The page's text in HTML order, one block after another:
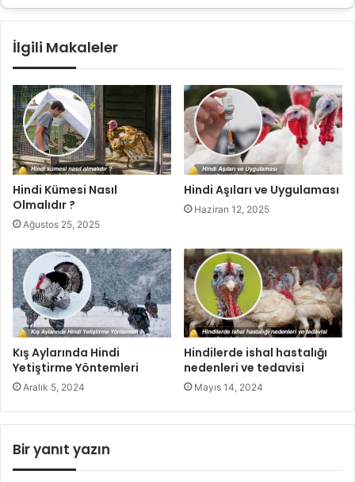
İlgili Makaleler
Hindi Kümesi Nasıl
Olmalıdır ?
Ağustos 25, 2025
Hindi Aşıları ve Uygulaması
Haziran 12, 2025
Kış Aylarında Hindi
Yetiştirme Yöntemleri
Aralık 5, 2024
Hindilerde ishal hastalığı
nedenleri ve tedavisi
Mayıs 14, 2024
Bir yanıt yazın